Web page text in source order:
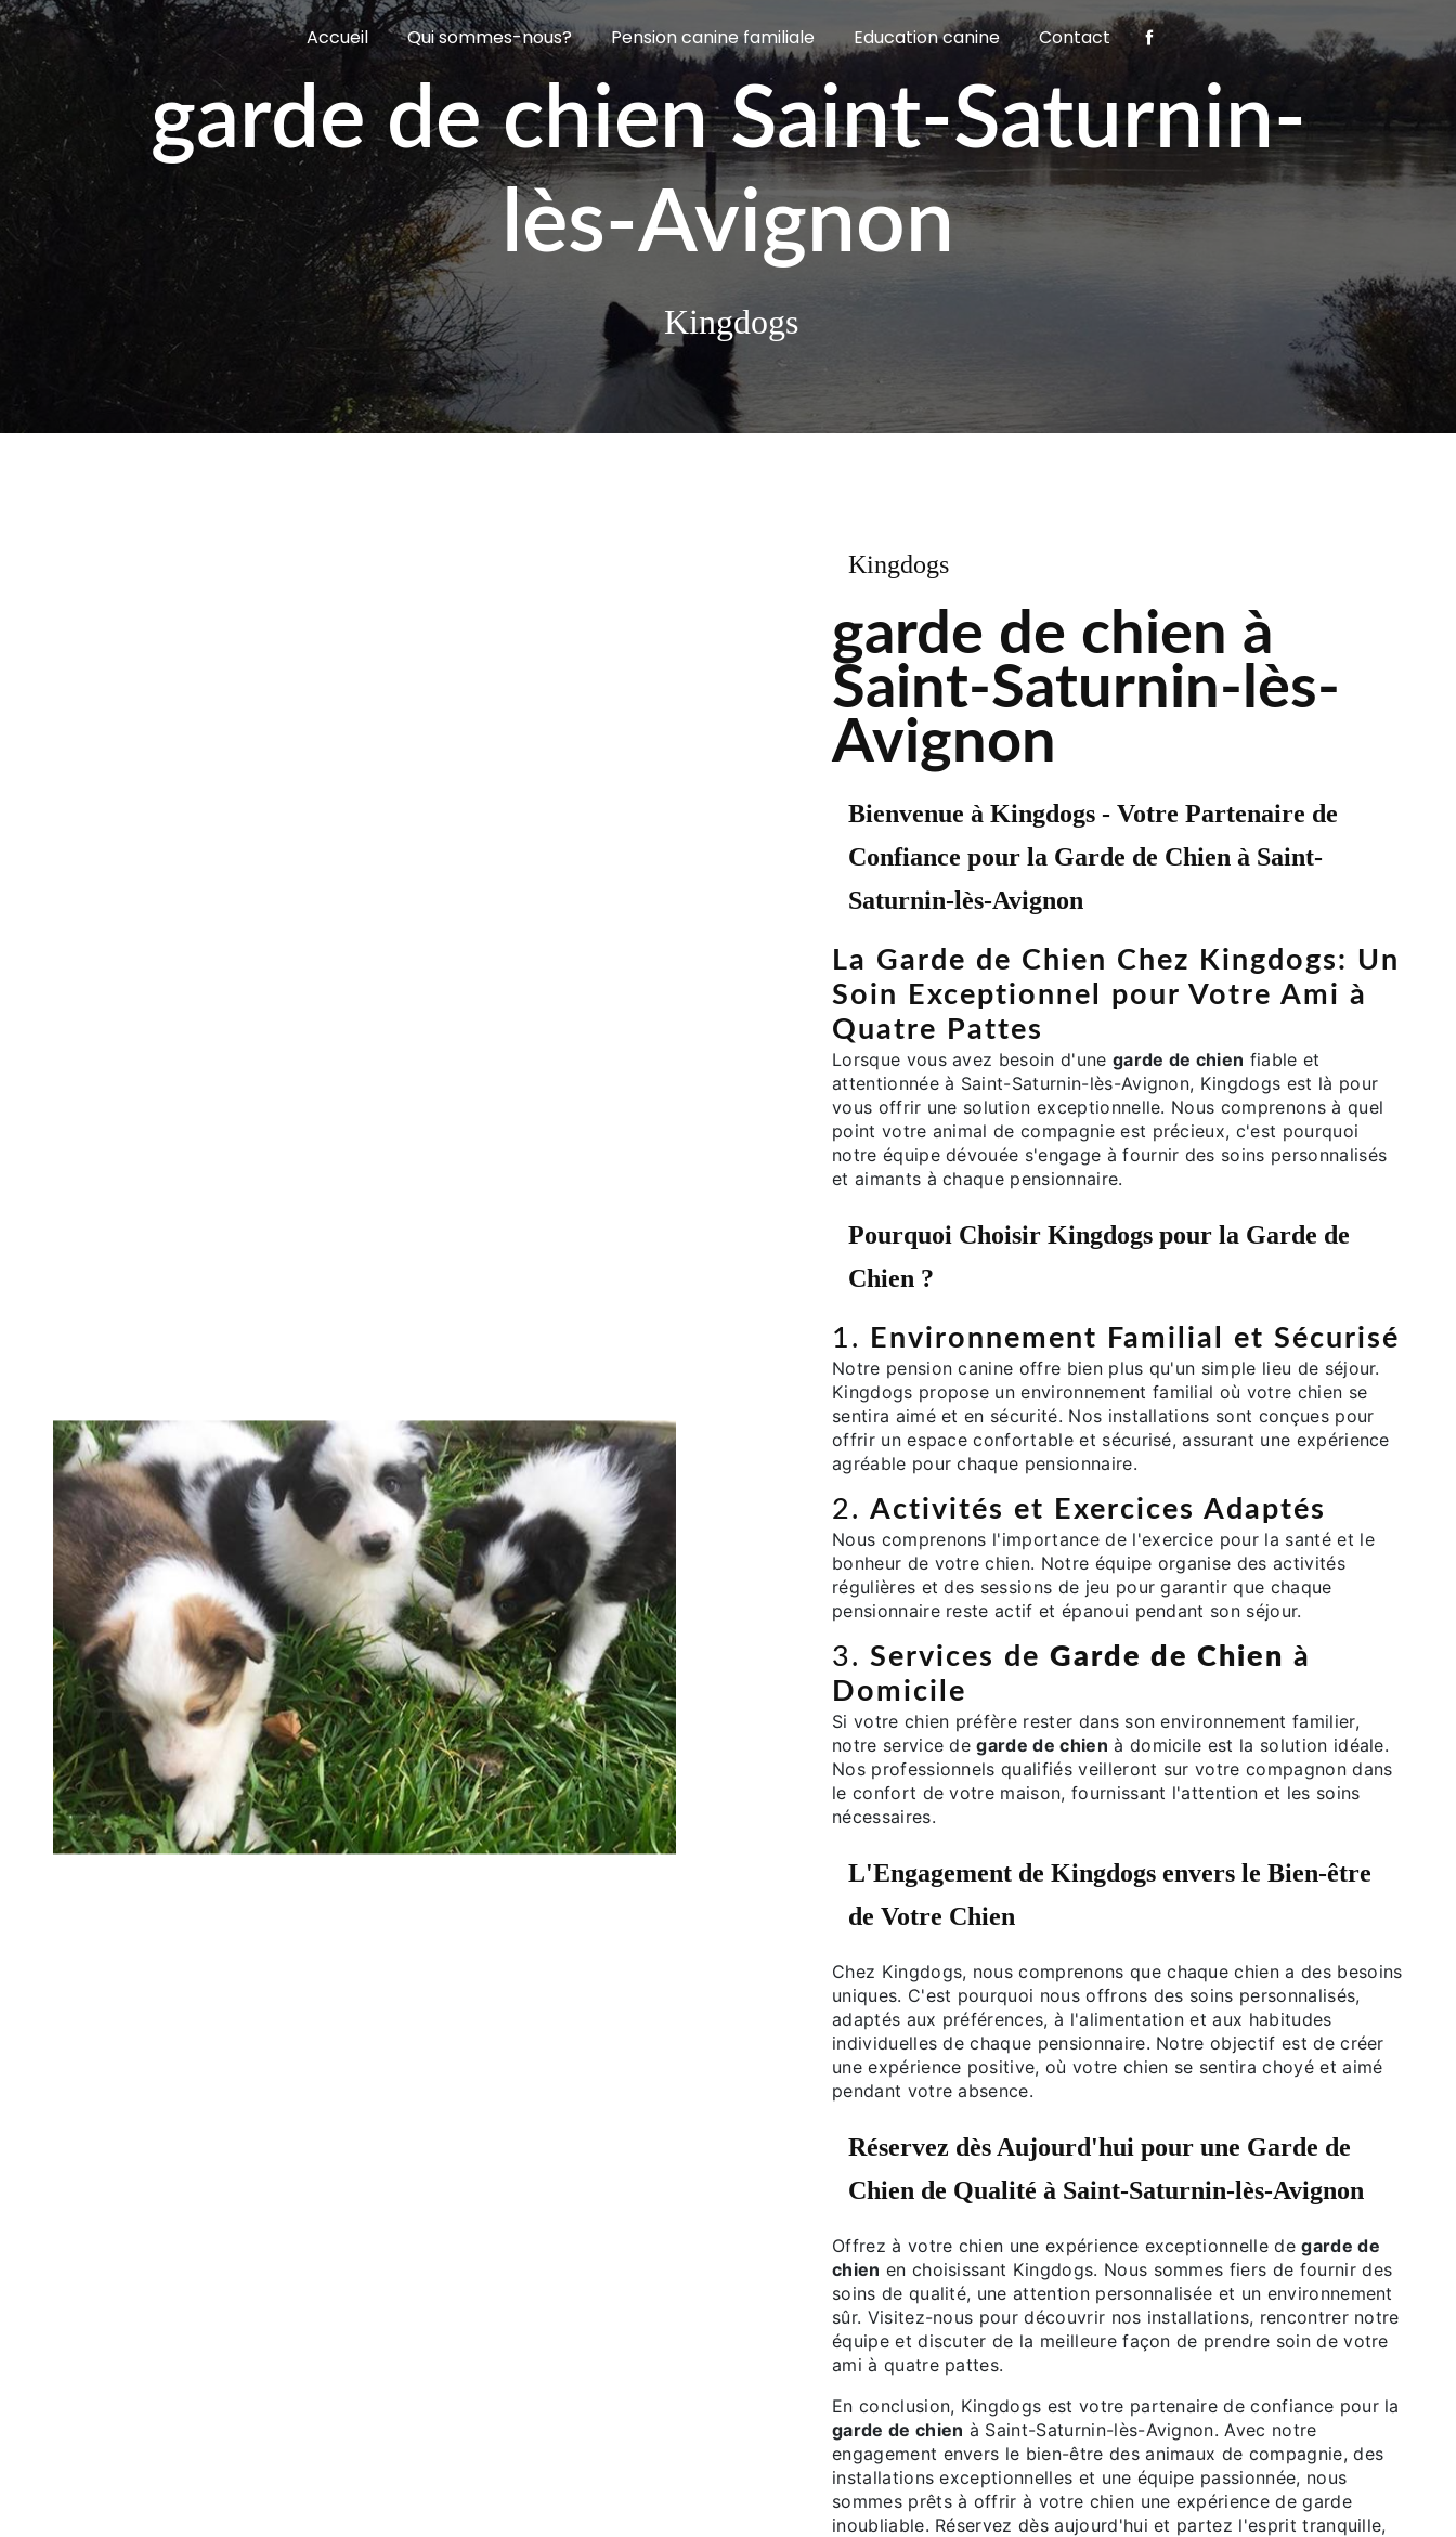
Accueil Qui sommes-nous? Pension canine familiale Education canine Contact
garde de chien Saint-Saturnin-
lès-Avignon
Kingdogs
Kingdogs
garde de chien à
Saint-Saturnin-lès-
Avignon
Bienvenue à Kingdogs - Votre Partenaire de
Confiance pour la Garde de Chien à Saint-
Saturnin-lès-Avignon
La Garde de Chien Chez Kingdogs: Un
Soin Exceptionnel pour Votre Ami à
Quatre Pattes
Lorsque vous avez besoin d'une garde de chien fiable et
attentionnée à Saint-Saturnin-lès-Avignon, Kingdogs est là pour
vous offrir une solution exceptionnelle. Nous comprenons à quel
point votre animal de compagnie est précieux, c'est pourquoi
notre équipe dévouée s'engage à fournir des soins personnalisés
et aimants à chaque pensionnaire.
Pourquoi Choisir Kingdogs pour la Garde de
Chien ?
1. Environnement Familial et Sécurisé
Notre pension canine offre bien plus qu'un simple lieu de séjour.
Kingdogs propose un environnement familial où votre chien se
sentira aimé et en sécurité. Nos installations sont conçues pour
offrir un espace confortable et sécurisé, assurant une expérience
agréable pour chaque pensionnaire.
2. Activités et Exercices Adaptés
Nous comprenons l'importance de l'exercice pour la santé et le
bonheur de votre chien. Notre équipe organise des activités
régulières et des sessions de jeu pour garantir que chaque
pensionnaire reste actif et épanoui pendant son séjour.
3. Services de Garde de Chien à
Domicile
Si votre chien préfère rester dans son environnement familier,
notre service degarde de chien à domicile est la solution idéale.
Nos professionnels qualifiés veilleront sur votre compagnon dans
le confort de votre maison, fournissant l'attention et les soins
nécessaires.
L'Engagement de Kingdogs envers le Bien-être
de Votre Chien
Chez Kingdogs, nous comprenons que chaque chien a des besoins
uniques. C'est pourquoi nous offrons des soins personnalisés,
adaptés aux préférences, à l'alimentation et aux habitudes
individuelles de chaque pensionnaire. Notre objectif est de créer
une expérience positive, où votre chien se sentira choyé et aimé
pendant votre absence.
Réservez dès Aujourd'hui pour une Garde de
Chien de Qualité à Saint-Saturnin-lès-Avignon
Offrez à votre chien une expérience exceptionnelle degarde de
chien en choisissant Kingdogs. Nous sommes fiers de fournir des
soins de qualité, une attention personnalisée et un environnement
sûr. Visitez-nous pour découvrir nos installations, rencontrer notre
équipe et discuter de la meilleure façon de prendre soin de votre
ami à quatre pattes.
En conclusion, Kingdogs est votre partenaire de confiance pour la
garde de chien à Saint-Saturnin-lès-Avignon. Avec notre
engagement envers le bien-être des animaux de compagnie, des
installations exceptionnelles et une équipe passionnée, nous
sommes prêts à offrir à votre chien une expérience de garde
inoubliable. Réservez dès aujourd'hui et partez l'esprit tranquille,
Panneau de gestion des cookies